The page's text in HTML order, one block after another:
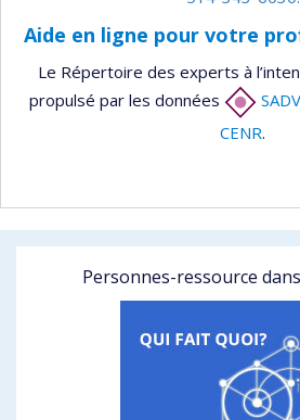
Aide en ligne pour votre
Le Répertoire des experts à
propulsé par les données
CENR.
Personnes-ressource